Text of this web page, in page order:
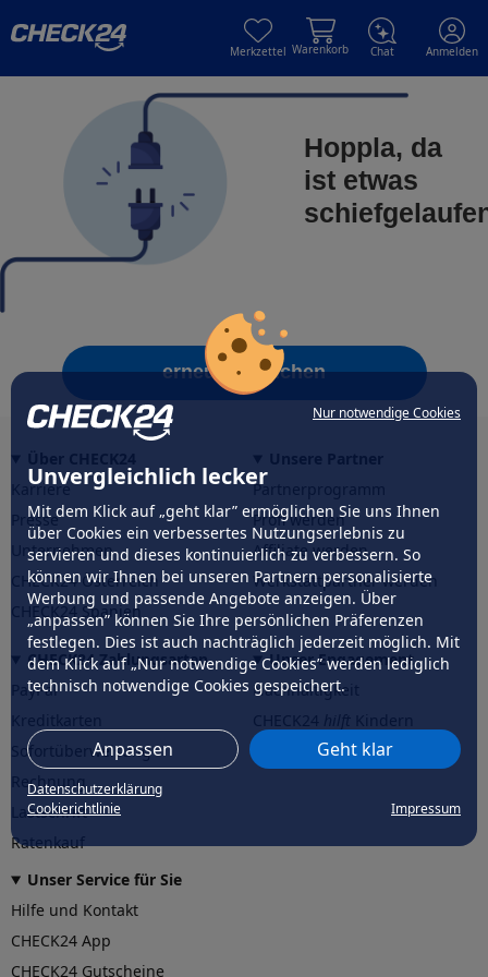
Nur notwendige Cookies
Unvergleichlich lecker
Mit dem Klick auf „geht klar” ermöglichen Sie uns Ihnen
über Cookies ein verbessertes Nutzungserlebnis zu
servieren und dieses kontinuierlich zu verbessern. So
können wir Ihnen bei unseren Partnern personalisierte
Werbung und passende Angebote anzeigen. Über
„anpassen” können Sie Ihre persönlichen Präferenzen
festlegen. Dies ist auch nachträglich jederzeit möglich. Mit
dem Klick auf „Nur notwendige Cookies” werden lediglich
technisch notwendige Cookies gespeichert.
Anpassen Geht klar
Datenschutzerklärung
Cookierichtlinie
Impressum
Merkzettel Warenkorb Chat Anmelden
Hoppla, da
ist etwas
erneut versuchen
Karriere
Presse
Unternehmen
CHECK24 Österreich
CHECK24 Spanien
Partnerprogramm
Profi werden
Affiliate werden
Werkstattpartner werden
CHECK24 Zahlungsarten
PayPal
Sofortüberweisung
Rechnung
Lastschrift
Ratenkauf
Unser Engagement
Nachhaltigkeit
CHECK24hilftder Natur
Unser Service für Sie
Hilfe und Kontakt
CHECK24 App
CHECK24 Gutscheine